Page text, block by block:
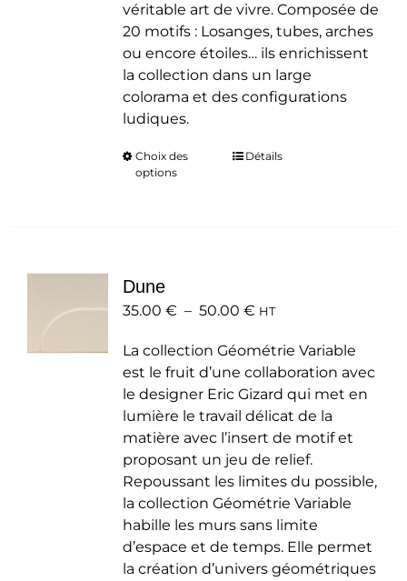
véritable art de vivre. Composée de
20 motifs : Losanges, tubes, arches
ou encore étoiles… ils enrichissent
la collection dans un large
colorama et des configurations
ludiques.
Choix des
options
Ce
peuvent
choisies
sur
la
page
du
produit
Détails
Dune
35.00 € – 50.00 €Plage
prix :
35.00 €
à
50.00 €
HT
La collection Géométrie Variable
est le fruit d’une collaboration avec
le designer Eric Gizard qui met en
lumière le travail délicat de la
matière avec l’insert de motif et
proposant un jeu de relief.
Repoussant les limites du possible,
la collection Géométrie Variable
habille les murs sans limite
d’espace et de temps. Elle permet
la création d’univers géométriques